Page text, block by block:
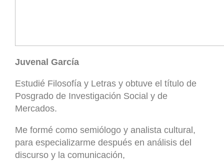
Juvenal García
Estudié Filosofía y Letras y obtuve el título de
Posgrado de Investigación Social y de
Mercados.
Me formé como semiólogo y analista cultural,
para especializarme después en análisis del
discurso y la comunicación,